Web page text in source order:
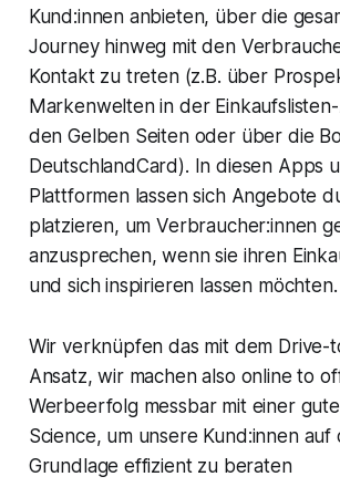
Kund:innen anbieten, über die
Journey hinweg mit den
Kontakt zu treten (z.B. über
Markenwelten in der
den Gelben Seiten oder über die
DeutschlandCard). In diesen Apps
Plattformen lassen sich Angebote
platzieren, um Verbraucher:innen
anzusprechen, wenn sie ihren
und sich inspirieren lassen möchten.
Wir verknüpfen das mit dem Drive-
Ansatz, wir machen also online to
Werbeerfolg messbar mit einer
Science, um unsere Kund:innen auf
Grundlage effizient zu beraten